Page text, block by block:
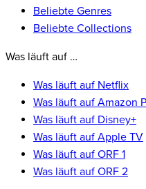
Beliebte Genres
Beliebte Collections
Was läuft auf …
Was läuft auf Netflix
Was läuft auf Amazon
Was läuft auf Disney+
Was läuft auf Apple TV
Was läuft auf ORF 1
Was läuft auf ORF 2